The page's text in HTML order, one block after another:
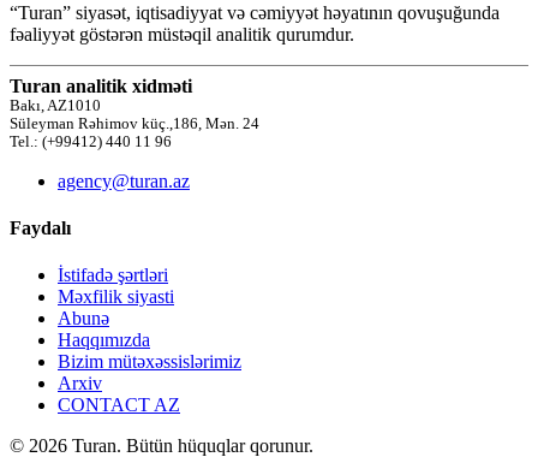
“Turan” siyasət, iqtisadiyyat və cəmiyyət həyatının qovuşuğunda
fəaliyyət göstərən müstəqil analitik qurumdur.
Turan analitik xidməti
Bakı, AZ1010
Süleyman Rəhimov küç.,186, Mən. 24
Tel.: (+99412) 440 11 96
agency@turan.az
Faydalı
İstifadə şərtləri
Məxfilik siyasti
Abunə
Haqqımızda
Bizim mütəxəssislərimiz
Arxiv
CONTACT AZ
© 2026 Turan. Bütün hüquqlar qorunur.